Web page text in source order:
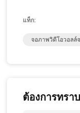
แท็ก:
จอภาพวิดีโอวอลล์
ต้องการทรา